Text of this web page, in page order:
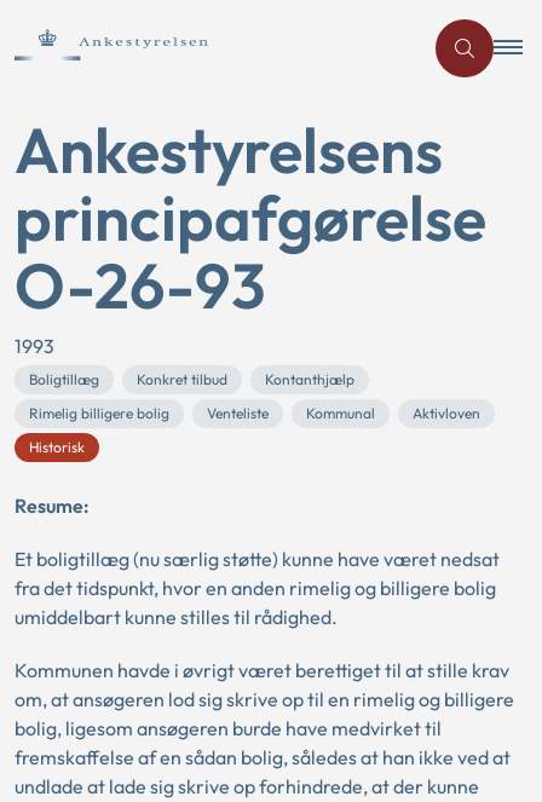
Ankestyrelsens
principafgørelse
O-26-93
1993
Boligtillæg Konkret tilbud
Kontanthjælp
Rimelig billigere bolig
Venteliste Kommunal
Aktivloven
Historisk
Resume:
Et boligtillæg (nu særlig støtte) kunne have været nedsat
fra det tidspunkt, hvor en anden rimelig og billigere bolig
umiddelbart kunne stilles til rådighed.
Kommunen havde i øvrigt været berettiget til at stille krav
om, at ansøgeren lod sig skrive op til en rimelig og billigere
bolig, ligesom ansøgeren burde have medvirket til
fremskaffelse af en sådan bolig, således at han ikke ved at
undlade at lade sig skrive op forhindrede, at der kunne